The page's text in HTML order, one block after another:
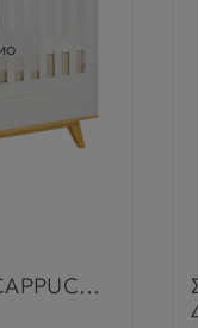
ΚΡΕΒΑΤΙ ΠΡΟΕΦΗΒΙΚΟ CAPPUCCINO